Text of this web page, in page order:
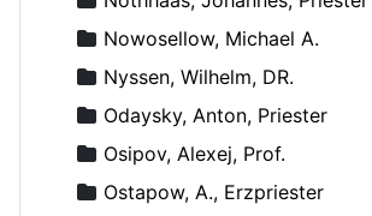
Nowosellow, Michael A.
Nyssen, Wilhelm, DR.
Odaysky, Anton, Priester
Osipov, Alexej, Prof.
Ostapow, A., Erzpriester